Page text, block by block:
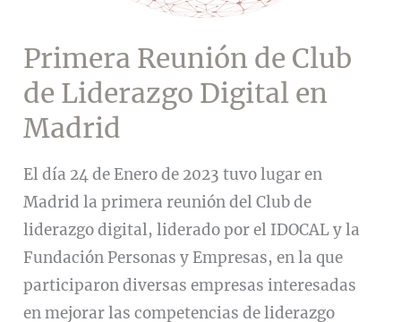
Primera Reunión de Club
de Liderazgo Digital en
Madrid
El día 24 de Enero de 2023 tuvo lugar en
Madrid la primera reunión del Club de
liderazgo digital, liderado por el IDOCAL y la
Fundación Personas y Empresas, en la que
participaron diversas empresas interesadas
en mejorar las competencias de liderazgo